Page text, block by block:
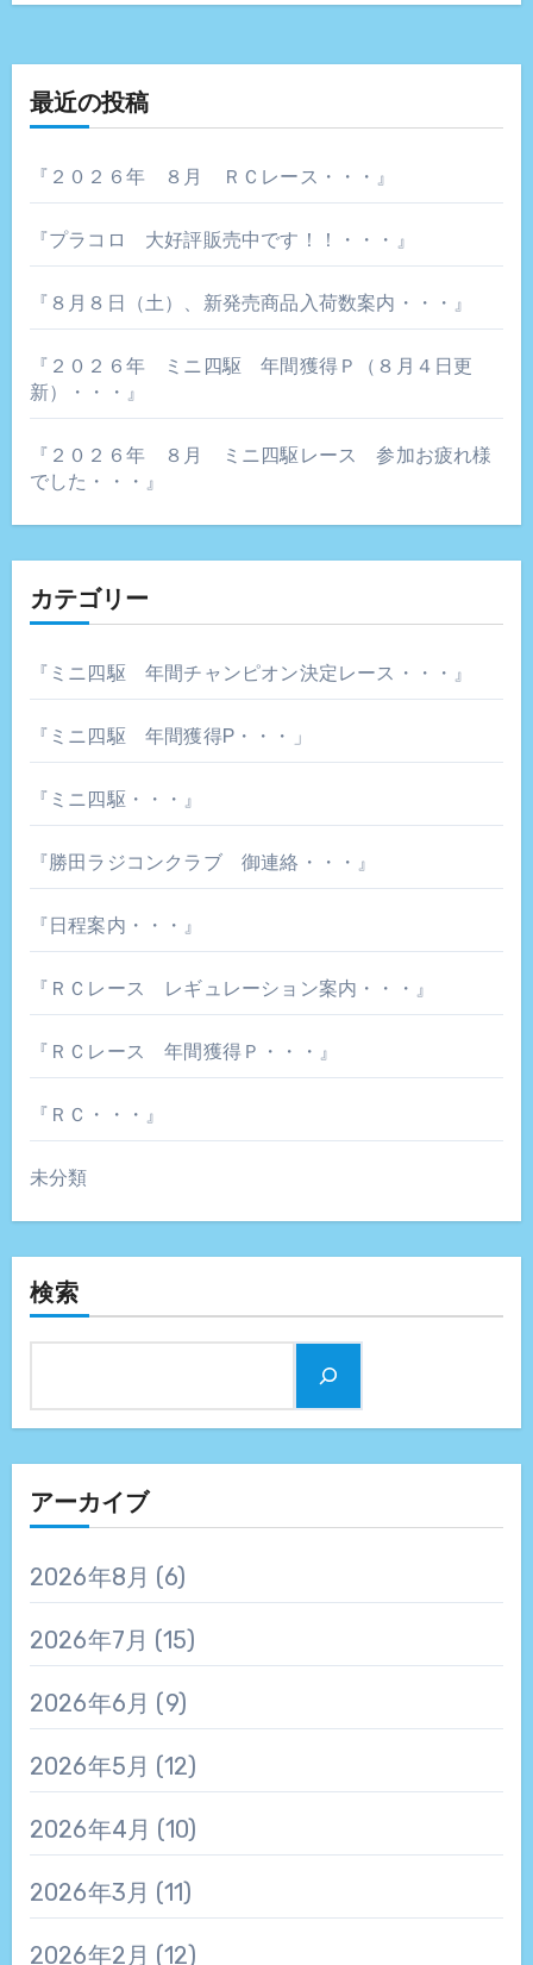
ゲ
シ
ョ
ン
最近の投稿
『２０２６年 ８月 ＲＣレース・・・』
『プラコロ 大好評販売中です！！・・・』
『８月８日（土）、新発売商品入荷数案内・・・』
『２０２６年 ミニ四駆 年間獲得Ｐ（８月４日更
新）・・・』
『２０２６年 ８月 ミニ四駆レース 参加お疲れ様
でした・・・』
カテゴリー
『ミニ四駆 年間チャンピオン決定レース・・・』
『ミニ四駆 年間獲得P・・・」
『ミニ四駆・・・』
『勝田ラジコンクラブ 御連絡・・・』
『日程案内・・・』
『ＲＣレース レギュレーション案内・・・』
『ＲＣレース 年間獲得Ｐ・・・』
『ＲＣ・・・』
未分類
検索
アーカイブ
2026年8月 (6)
2026年7月 (15)
2026年6月 (9)
2026年5月 (12)
2026年4月 (10)
2026年3月 (11)
2026年2月 (12)